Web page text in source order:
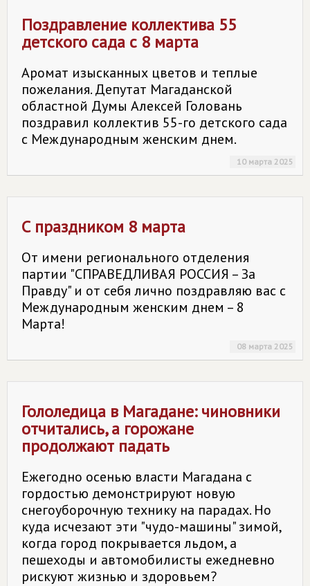
Поздравление коллектива 55
детского сада с 8 марта
Аромат изысканных цветов и теплые
пожелания. Депутат Магаданской
областной Думы Алексей Головань
поздравил коллектив 55-го детского сада
с Международным женским днем.
10 марта 2025
С праздником 8 марта
От имени регионального отделения
партии "СПРАВЕДЛИВАЯ РОССИЯ – За
Правду" и от себя лично поздравляю вас с
Международным женским днем – 8
Марта!
08 марта 2025
Гололедица в Магадане: чиновники
отчитались, а горожане
продолжают падать
Ежегодно осенью власти Магадана с
гордостью демонстрируют новую
снегоуборочную технику на парадах. Но
куда исчезают эти "чудо-машины" зимой,
когда город покрывается льдом, а
пешеходы и автомобилисты ежедневно
рискуют жизнью и здоровьем?